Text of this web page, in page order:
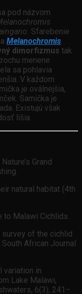
pod názvom
Sfarebenie
Melanochromis
dimorfizmus tak
menene
sa pohlavia
V každom
je oválnejšia,
Samička je
Existujú však
líšia.
Grand
natural habitat (4th
to Malawi Cichlids.
survey of the cichlid
African Journal
variation in
Lake Malawi,
6(3), 241–